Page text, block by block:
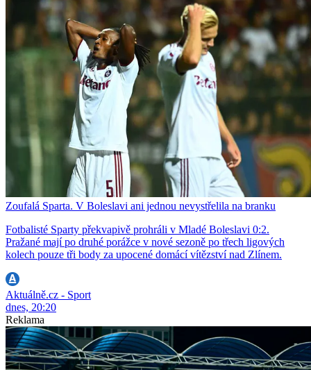
Zoufalá Sparta. V Boleslavi ani jednou nevystřelila na branku
Fotbalisté Sparty překvapivě prohráli v Mladé Boleslavi 0:2.
Pražané mají po druhé porážce v nové sezoně po třech ligových
kolech pouze tři body za upocené domácí vítězství nad Zlínem.
Aktuálně.cz - Sport
dnes, 20:20
Reklama